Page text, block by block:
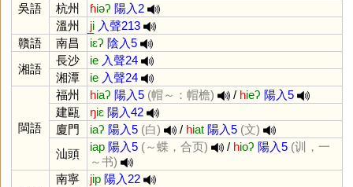
吳語
杭州
ɦiəʔ 陽入2
溫州
j̲i 入聲213
贛語
南昌 iɛʔ 陰入5
湘語
長沙 ie 入聲24
湘潭
ie 入聲24
閩語
福州 hiaʔ 陽入5 (帽～：帽檐) / hieʔ 陽入5
建甌
ŋiɛ 陽入42
廈門
iaʔ 陽入5 (白) / hiat 陽入5 (文)
汕頭
iap 陽入5 (～蝶，合页) / hioʔ 陽入5 (训，一
～书)
南寧 jip 陽入22